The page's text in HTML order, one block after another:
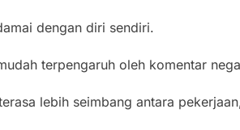
dengan diri sendiri.
terpengaruh oleh komentar
lebih seimbang antara